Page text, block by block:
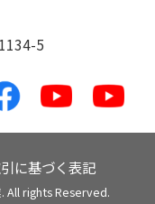
5
に基づく表記
All rights Reserved.